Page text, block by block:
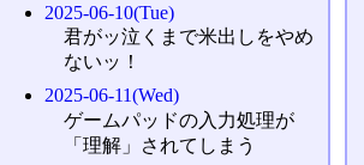
2025-06-10(Tue)
君がッ泣くまで米出しをやめ
ないッ！
2025-06-11(Wed)
ゲームパッドの入力処理が
「理解」されてしまう